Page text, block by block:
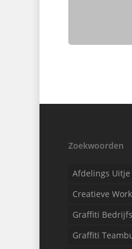
Zoekwoorden
Afdelings Uitje
Creatieve
Graffiti
Graffiti